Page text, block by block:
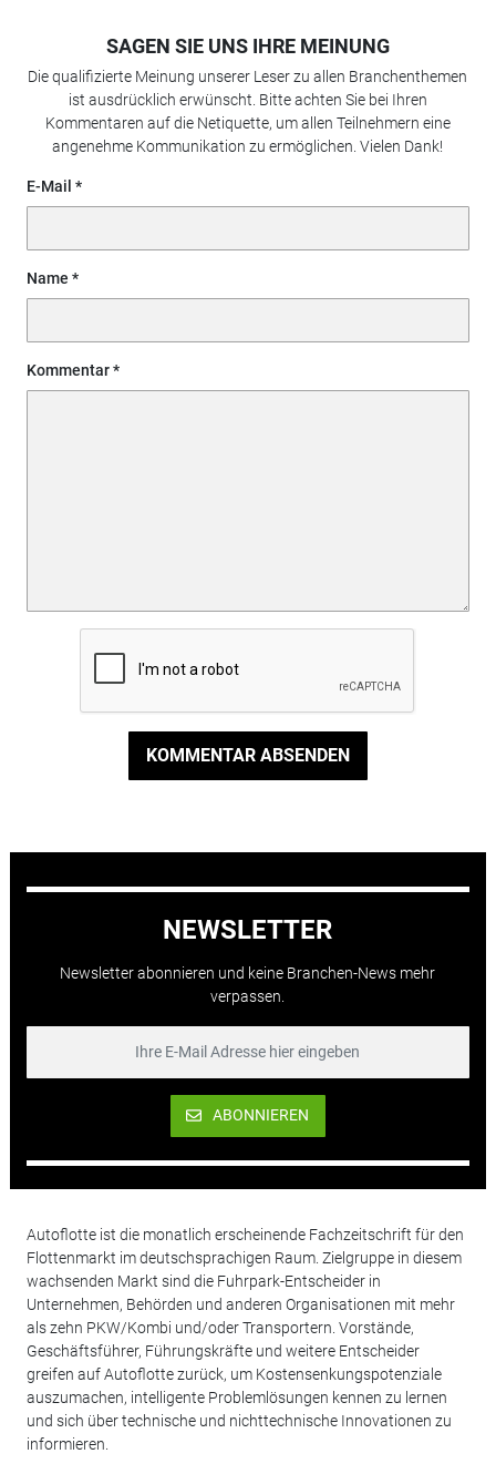
SAGEN SIE UNS IHRE MEINUNG
Die qualifizierte Meinung unserer Leser zu allen Branchenthemen
ist ausdrücklich erwünscht. Bitte achten Sie bei Ihren
Kommentaren auf die Netiquette, um allen Teilnehmern eine
angenehme Kommunikation zu ermöglichen. Vielen Dank!
E-Mail
Name
Kommentar
KOMMENTAR ABSENDEN
NEWSLETTER
Newsletter abonnieren und keine Branchen-News mehr
verpassen.
ABONNIEREN
Autoflotte ist die monatlich erscheinende Fachzeitschrift für den
Flottenmarkt im deutschsprachigen Raum. Zielgruppe in diesem
wachsenden Markt sind die Fuhrpark-Entscheider in
Unternehmen, Behörden und anderen Organisationen mit mehr
als zehn PKW/Kombi und/oder Transportern. Vorstände,
Geschäftsführer, Führungskräfte und weitere Entscheider
greifen auf Autoflotte zurück, um Kostensenkungspotenziale
auszumachen, intelligente Problemlösungen kennen zu lernen
und sich über technische und nichttechnische Innovationen zu
informieren.